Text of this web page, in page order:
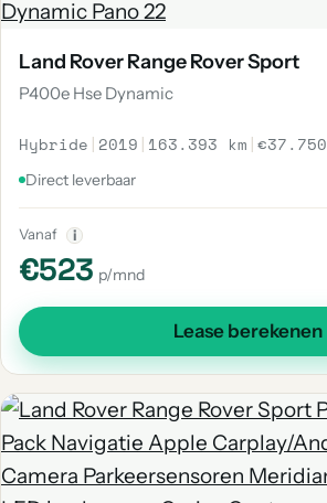
Land Rover Range Rover Sport
P400e Hse Dynamic
Hybride | 2019 | 163.393 km |€37.750
Direct leverbaar
Vanaf i
€523 p/mnd
Lease berekenen